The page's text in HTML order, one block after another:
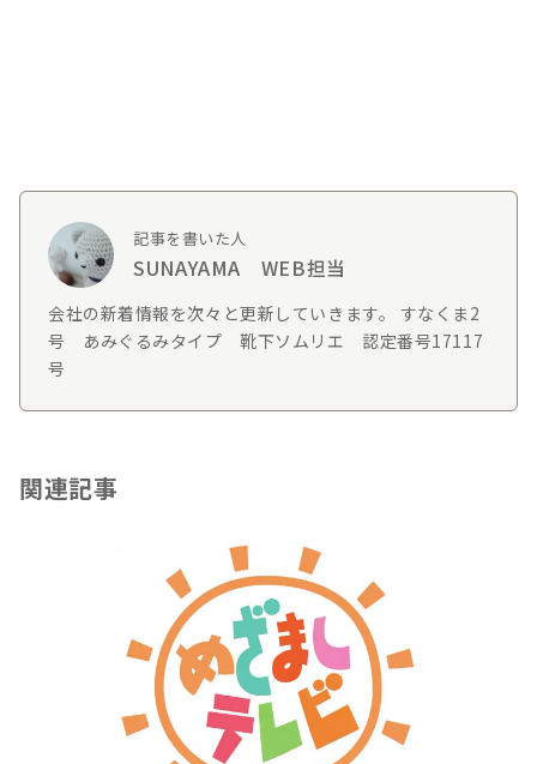
記事を書いた人
SUNAYAMA WEB担当
会社の新着情報を次々と更新していきます。 すなくま2
号 あみぐるみタイプ 靴下ソムリエ 認定番号17117
号
関連記事